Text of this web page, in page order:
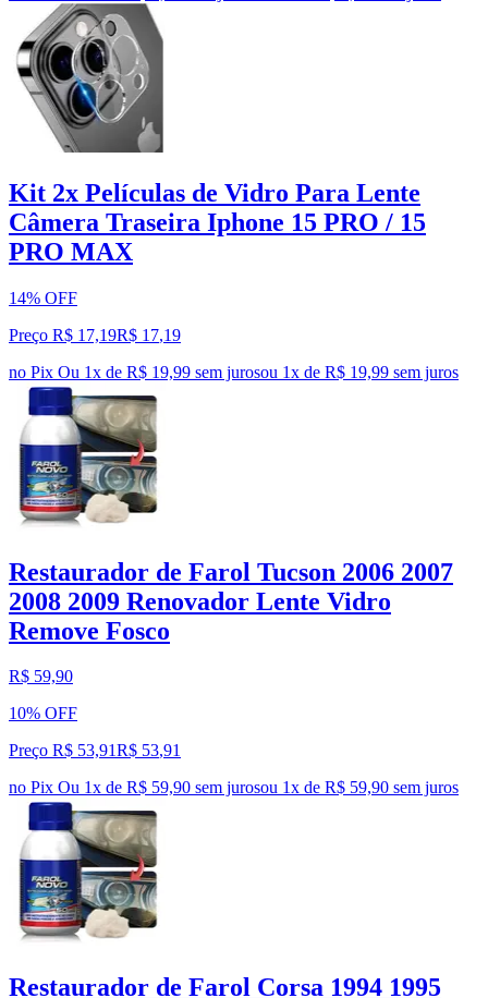
Kit 2x Películas de Vidro Para Lente
Câmera Traseira Iphone 15 PRO / 15
PRO MAX
14% OFF
Preço R$ 17,19R$ 17,19
no Pix Ou 1x de R$ 19,99 sem jurosou 1x de R$ 19,99 sem juros
Restaurador de Farol Tucson 2006 2007
2008 2009 Renovador Lente Vidro
Remove Fosco
R$ 59,90
10% OFF
Preço R$ 53,91R$ 53,91
no Pix Ou 1x de R$ 59,90 sem jurosou 1x de R$ 59,90 sem juros
Restaurador de Farol Corsa 1994 1995